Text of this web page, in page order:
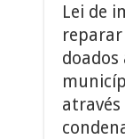
Lei de
doados